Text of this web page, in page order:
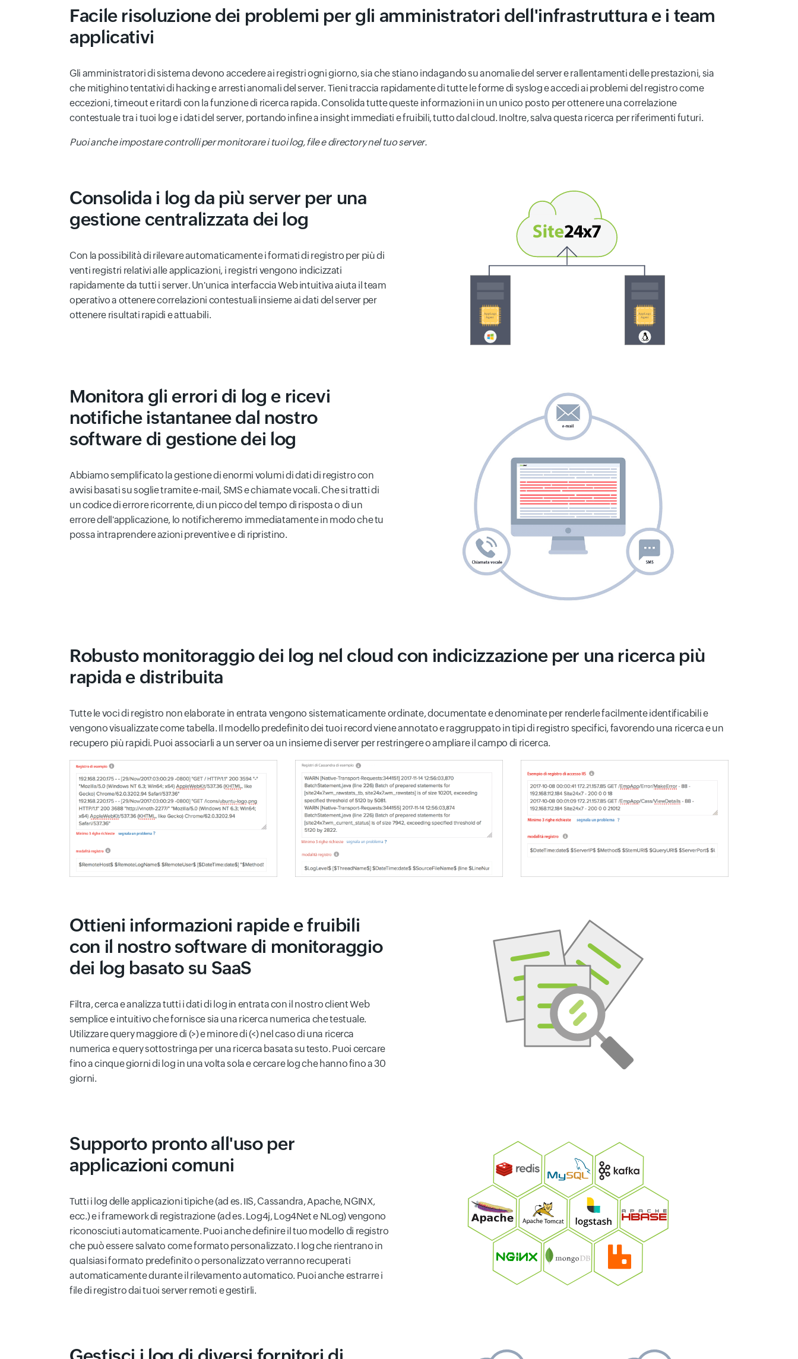
Facile risoluzione dei problemi per gli amministratori dell'infrastruttura e i team
applicativi
Gli amministratori di sistema devono accedere ai registri ogni giorno, sia che stiano indagando su anomalie del server e rallentamenti delle prestazioni, sia
che mitighino tentativi di hacking e arresti anomali del server. Tieni traccia rapidamente di tutte le forme di syslog e accedi ai problemi del registro come
eccezioni, timeout e ritardi con la funzione di ricerca rapida. Consolida tutte queste informazioni in un unico posto per ottenere una correlazione
contestuale tra i tuoi log e i dati del server, portando infine a insight immediati e fruibili, tutto dal cloud. Inoltre, salva questa ricerca per riferimenti futuri.
Puoi anche impostare controlli per monitorare i tuoi log, file e directory nel tuo server.
Consolida i log da più server per una
gestione centralizzata dei log
Con la possibilità di rilevare automaticamente i formati di registro per più di
venti registri relativi alle applicazioni, i registri vengono indicizzati
rapidamente da tutti i server. Un'unica interfaccia Web intuitiva aiuta il team
operativo a ottenere correlazioni contestuali insieme ai dati del server per
ottenere risultati rapidi e attuabili.
Monitora gli errori di log e ricevi
notifiche istantanee dal nostro
software di gestione dei log
Abbiamo semplificato la gestione di enormi volumi di dati di registro con
avvisi basati su soglie tramite e-mail, SMS e chiamate vocali. Che si tratti di
un codice di errore ricorrente, di un picco del tempo di risposta o di un
errore dell'applicazione, lo notificheremo immediatamente in modo che tu
possa intraprendere azioni preventive e di ripristino.
Robusto monitoraggio dei log nel cloud con indicizzazione per una ricerca più
rapida e distribuita
Tutte le voci di registro non elaborate in entrata vengono sistematicamente ordinate, documentate e denominate per renderle facilmente identificabili e
vengono visualizzate come tabella. Il modello predefinito dei tuoi record viene annotato e raggruppato in tipi di registro specifici, favorendo una ricerca e un
recupero più rapidi. Puoi associarli a un server oa un insieme di server per restringere o ampliare il campo di ricerca.
Ottieni informazioni rapide e fruibili
con il nostro software di monitoraggio
dei log basato su SaaS
Filtra, cerca e analizza tutti i dati di log in entrata con il nostro client Web
semplice e intuitivo che fornisce sia una ricerca numerica che testuale.
Utilizzare query maggiore di (>) e minore di (<) nel caso di una ricerca
numerica e query sottostringa per una ricerca basata su testo. Puoi cercare
fino a cinque giorni di log in una volta sola e cercare log che hanno fino a 30
giorni.
Supporto pronto all'uso per
applicazioni comuni
Tutti i log delle applicazioni tipiche (ad es. IIS, Cassandra, Apache, NGINX,
ecc.) e i framework di registrazione (ad es. Log4j, Log4Net e NLog) vengono
riconosciuti automaticamente. Puoi anche definire il tuo modello di registro
che può essere salvato come formato personalizzato. I log che rientrano in
qualsiasi formato predefinito o personalizzato verranno recuperati
automaticamente durante il rilevamento automatico. Puoi anche estrarre i
file di registro dai tuoi server remoti e gestirli.